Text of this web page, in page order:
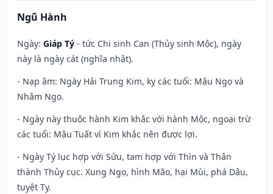
Ngũ Hành
Ngày: Giáp Tý - tức Chi sinh Can (Thủy sinh Mộc), ngày
này là ngày cát (nghĩa nhật).
- Nạp âm: Ngày Hải Trung Kim, kỵ các tuổi: Mậu Ngọ và
Nhâm Ngọ.
- Ngày này thuộc hành Kim khắc với hành Mộc, ngoại trừ
các tuổi: Mậu Tuất vì Kim khắc nên được lợi.
- Ngày Tý lục hợp với Sửu, tam hợp với Thìn và Thân
thành Thủy cục. Xung Ngọ, hình Mão, hại Mùi, phá Dậu,
tuyệt Tỵ.